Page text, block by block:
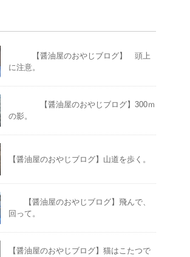
【醤油屋のおやじブログ】 頭上
に注意。
【醤油屋のおやじブログ】300ｍ
の影。
【醤油屋のおやじブログ】山道を歩く。
【醤油屋のおやじブログ】飛んで、
回って。
【醤油屋のおやじブログ】猫はこたつで